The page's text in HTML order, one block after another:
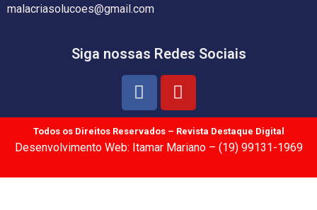
malacriasolucoes@gmail.com
Siga nossas Redes Sociais
Todos os Direitos Reservados – Revista Destaque Digital
Desenvolvimento Web: Itamar Mariano – (19) 99131-1969